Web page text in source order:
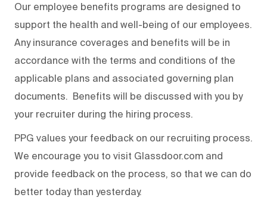
Our employee benefits programs are designed to
support the health and well-being of our employees.
Any insurance coverages and benefits will be in
accordance with the terms and conditions of the
applicable plans and associated governing plan
documents. Benefits will be discussed with you by
your recruiter during the hiring process.
PPG values your feedback on our recruiting process.
We encourage you to visit Glassdoor.com and
provide feedback on the process so that we can do
better today than yesterday.